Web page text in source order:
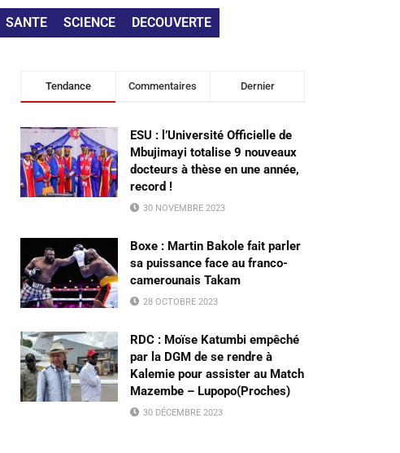
SANTE SCIENCE DECOUVERTE
Tendance Commentaires Dernier
ESU : l’Université Officielle de
Mbujimayi totalise 9 nouveaux
docteurs à thèse en une année,
record !
30 NOVEMBRE 2023
Boxe : Martin Bakole fait parler
sa puissance face au franco-
camerounais Takam
28 OCTOBRE 2023
RDC : Moïse Katumbi empêché
par la DGM de se rendre à
Kalemie pour assister au Match
Mazembe – Lupopo(Proches)
30 DÉCEMBRE 2023